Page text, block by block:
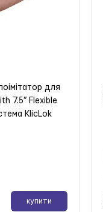
для
7.5″ Flexible
KlicLok
купити